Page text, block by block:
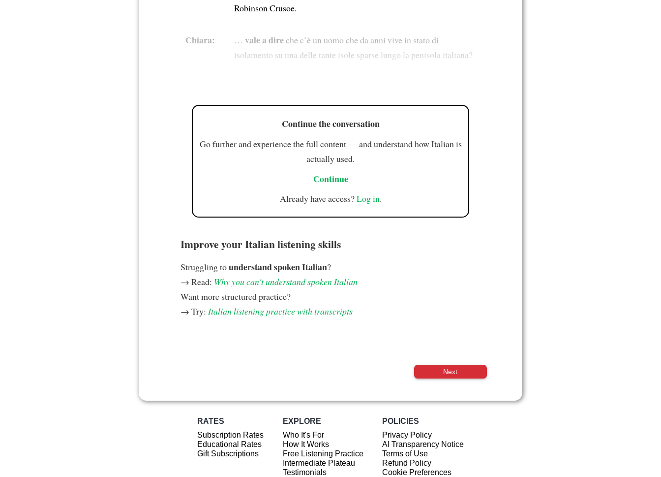
Robinson Crusoe.
Chiara: … vale a direche c’è un uomo che da anni vive in stato di
isolamento su una delle tante isole sparse lungo la penisola italiana?
Continue the conversation
Go further and experience the full content — and understand how Italian is
actually used.
Continue
Already have access?Log in.
Improve your Italian listening skills
Struggling tounderstand spoken Italian?
→ Read: Why you can't understand spoken Italian
Want more structured practice?
→ Try: Italian listening practice with transcripts
Next
RATES
Subscription Rates
Educational Rates
Gift Subscriptions
EXPLORE
Who It's For
How It Works
Free Listening Practice
Intermediate Plateau
Testimonials
POLICIES
Privacy Policy
AI Transparency Notice
Terms of Use
Refund Policy
Cookie Preferences